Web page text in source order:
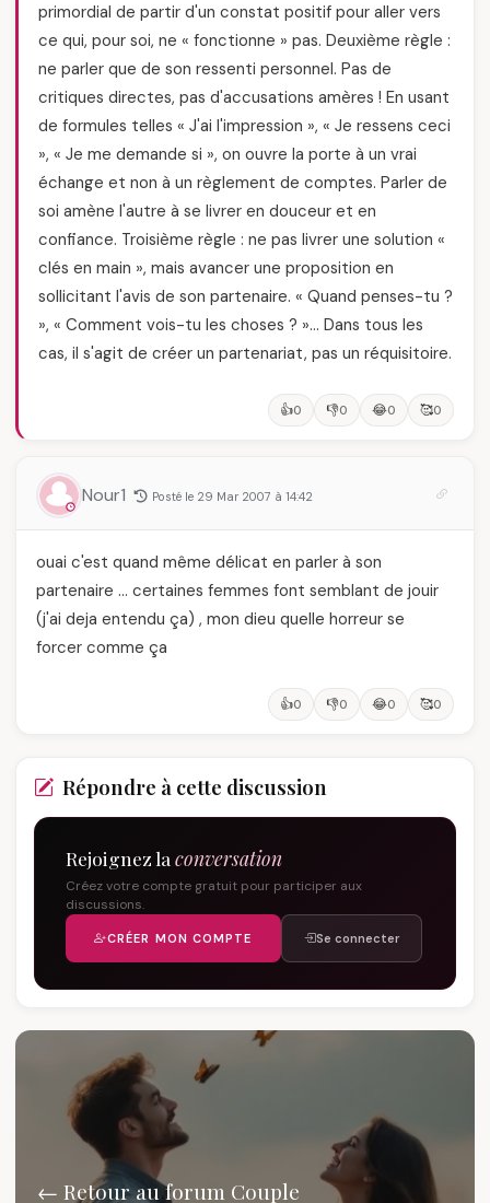
primordial de partir d'un constat positif pour aller vers
ce qui, pour soi, ne « fonctionne » pas. Deuxième règle :
ne parler que de son ressenti personnel. Pas de
critiques directes, pas d'accusations amères ! En usant
de formules telles « J'ai l'impression », « Je ressens ceci
», « Je me demande si », on ouvre la porte à un vrai
échange et non à un règlement de comptes. Parler de
soi amène l'autre à se livrer en douceur et en
confiance. Troisième règle : ne pas livrer une solution «
clés en main », mais avancer une proposition en
sollicitant l'avis de son partenaire. « Quand penses-tu ?
», « Comment vois-tu les choses ? »… Dans tous les
cas, il s'agit de créer un partenariat, pas un réquisitoire.
👍0 👎0 😂0 🥰0
Nour1 Posté le 29 Mar 2007 à 14:42
ouai c'est quand même délicat en parler à son
partenaire … certaines femmes font semblant de jouir
(j'ai deja entendu ça) , mon dieu quelle horreur se
forcer comme ça
👍0 👎0 😂0 🥰0
Répondre à cette discussion
Rejoignez la conversation
Créez votre compte gratuit pour participer aux
discussions.
CRÉER MON COMPTE Se connecter
← Retour au forum Couple